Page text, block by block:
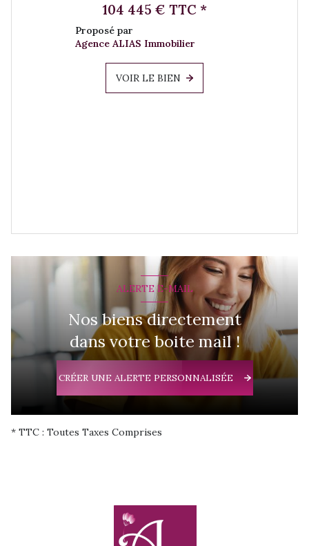
104 445 € TTC *
Proposé par
Agence ALIAS Immobilier
VOIR LE BIEN
ALERTE E-MAIL
Nos biens directement
dans votre boite mail !
CRÉER UNE ALERTE PERSONNALISÉE
* TTC : Toutes Taxes Comprises